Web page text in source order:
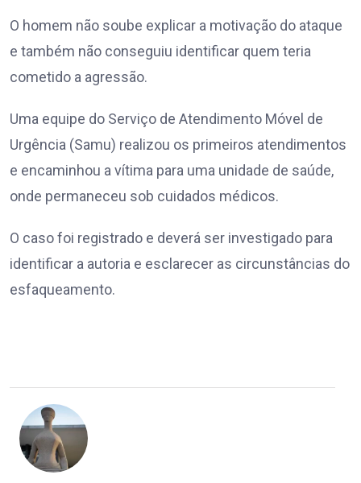
O homem não soube explicar a motivação do ataque
e também não conseguiu identificar quem teria
cometido a agressão.
Uma equipe do Serviço de Atendimento Móvel de
Urgência (Samu) realizou os primeiros atendimentos
e encaminhou a vítima para uma unidade de saúde,
onde permaneceu sob cuidados médicos.
O caso foi registrado e deverá ser investigado para
identificar a autoria e esclarecer as circunstâncias do
esfaqueamento.